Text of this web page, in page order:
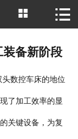
网站首页
 
备新阶段
数控车床的地位
了加工效率的显
关键设备，为复